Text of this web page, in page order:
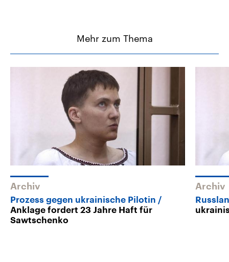
Mehr zum Thema
Archiv
Prozess gegen ukrainische Pilotin
Anklage fordert 23 Jahre Haft für
Sawtschenko
Archiv